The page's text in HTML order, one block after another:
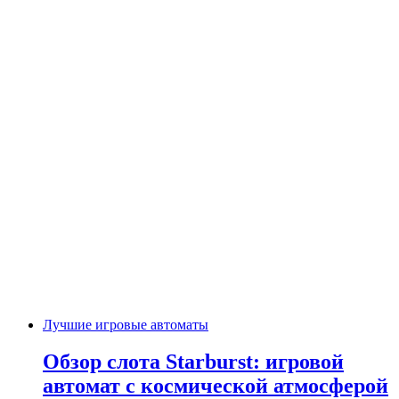
Лучшие игровые автоматы
Обзор слота Starburst: игровой
автомат с космической атмосферой